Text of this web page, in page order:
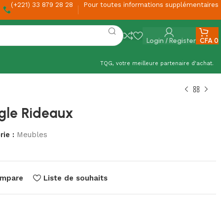
(+221) 33 879 28 28 Pour toutes informations supplémentaires
Login / Register CFA0
TQG, votre meilleure partenaire d'achat.
Rideaux
: Meubles
Liste de souhaits